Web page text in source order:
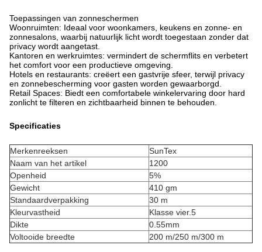
Toepassingen van zonneschermen
Woonruimten: Ideaal voor woonkamers, keukens en zonne- en
zonnesalons, waarbij natuurlijk licht wordt toegestaan zonder dat
privacy wordt aangetast.
Kantoren en werkruimtes: vermindert de schermflits en verbetert
het comfort voor een productieve omgeving.
Hotels en restaurants: creëert een gastvrije sfeer, terwijl privacy
en zonnebescherming voor gasten worden gewaarborgd.
Retail Spaces: Biedt een comfortabele winkelervaring door hard
zonlicht te filteren en zichtbaarheid binnen te behouden.
Specificaties
Merkenreeksen
SunTex
Naam van het artikel
1200
Openheid
5%
Gewicht
410 gm
Standaardverpakking
30 m
Kleurvastheid
Klasse vier.5
Dikte
0.55mm
Voltooide breedte
200 m/250 m/300 m